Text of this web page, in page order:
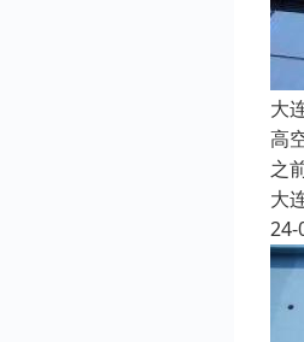
大
高
之
大
24-